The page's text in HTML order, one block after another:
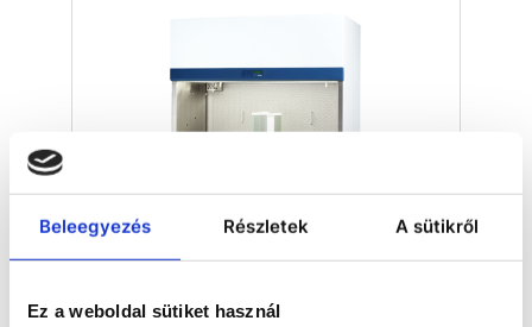
Beleegyezés Részletek A sütikről
Ez a weboldal sütiket használ
hűtőrendszerrel és kiváló minőségű
alkalmasak DNS, RNS, vakcinák,
reagensek, fehérjék, vírusok,
baktériumok, sejtkészítmények,
enzimek és szövetminták hosszú
távú tárolására.
Lamináris fülkék